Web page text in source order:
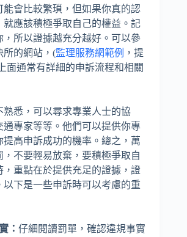
能會比較繁瑣，但如果你真的認
就應該積極爭取自己的權益。記
，所以證據越充分越好。可以參
所的網站，(監理服務網範例 ，提
面通常有詳細的申訴流程和相關
熟悉，可以尋求專業人士的協
通專家等等。他們可以提供你專
提高申訴成功的機率。總之，萬
，不要輕易放棄，要積極爭取自
，重點在於提供充足的證據，證
以下是一些申訴時可以考慮的重
： 仔細閱讀罰單，確認違規事實